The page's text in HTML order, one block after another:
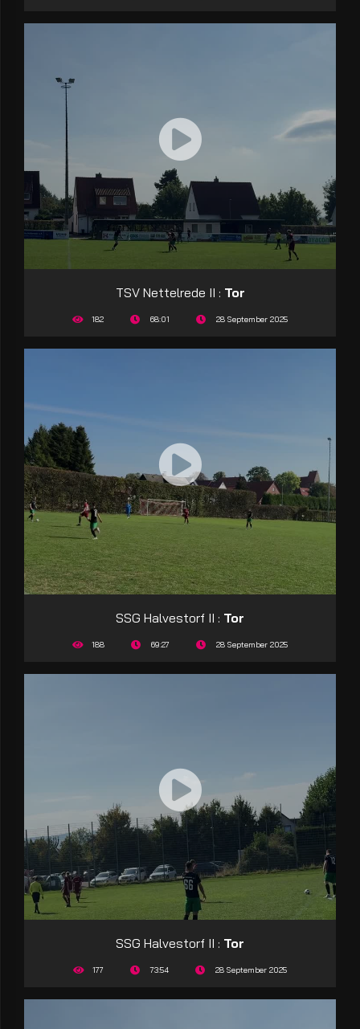
TSV Nettelrede II : Tor
182 68:01 28 September 2025
SSG Halvestorf II : Tor
188 69:27 28 September 2025
SSG Halvestorf II : Tor
177 73:54 28 September 2025